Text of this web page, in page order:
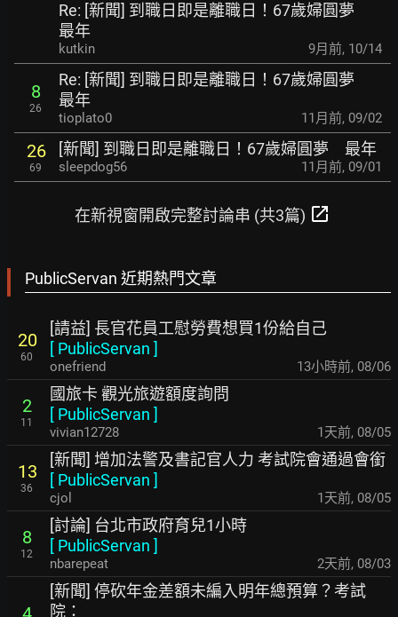
Re: [新聞] 到職日即是離職日！67歲婦圓夢
最年
kutkin 9月前, 10/14
8
26
Re: [新聞] 到職日即是離職日！67歲婦圓夢
最年
tioplato0 11月前, 09/02
26
69
[新聞] 到職日即是離職日！67歲婦圓夢 最年
sleepdog56 11月前, 09/01
在新視窗開啟完整討論串 (共3篇) open_in_new
PublicServan 近期熱門文章
20
60
[請益] 長官花員工慰勞費想買1份給自己
[ PublicServan ]
onefriend 13小時前, 08/06
2
11
國旅卡 觀光旅遊額度詢問
[ PublicServan ]
vivian12728 1天前, 08/05
13
36
[新聞] 增加法警及書記官人力 考試院會通過會銜
[ PublicServan ]
cjol 1天前, 08/05
8
12
[討論] 台北市政府育兒1小時
[ PublicServan ]
nbarepeat 2天前, 08/03
[新聞] 停砍年金差額未編入明年總預算？考試
院：